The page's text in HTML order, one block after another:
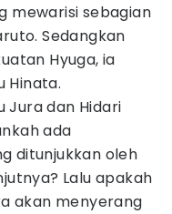
mewarisi sebagian
Sedangkan
Hyuga, ia
Hinata.
Jura dan Hidari
ada
ditunjukkan oleh
Lalu apakah
akan menyerang